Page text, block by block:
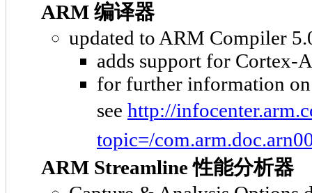
ARM 编译器
updated to ARM Compiler
adds support for Cortex-
for further information
see http://
topic=/
ARM Streamline 性能分析器